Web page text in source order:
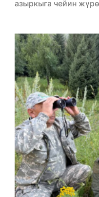
азыркыга чейин